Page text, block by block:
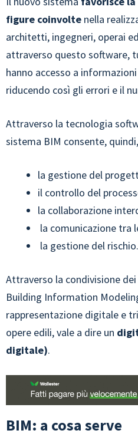
figure coinvolte nella
architetti, ingegneri, operai
attraverso questo software,
hanno accesso a
riducendo così gli errori e il
Attraverso la tecnologia
sistema BIM consente,
la gestione del
il controllo del
la collaborazione
la comunicazione tra
la gestione del rischio.
Attraverso la condivisione
Building Information
rappresentazione digitale e
opere edili, vale a dire un
digitale).
BIM: a cosa serve